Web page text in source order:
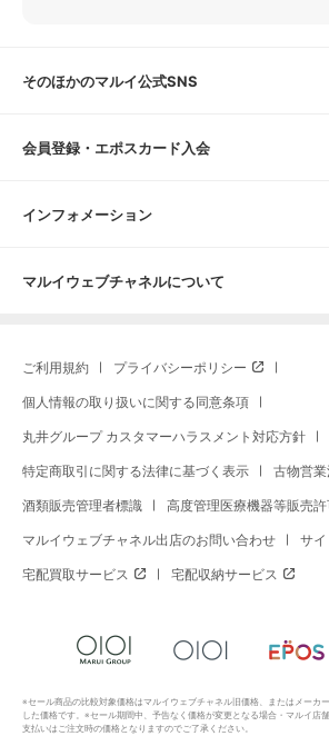
そのほかのマルイ公式SNS
会員登録・エポスカード入会
インフォメーション
マルイウェブチャネルについて
ご利用規約 プライバシーポリシー
個人情報の取り扱いに関する同意条項
丸井グループ カスタマーハラスメント対応方針
特定商取引に関する法律に基づく表示 古物営
酒類販売管理者標識 高度管理医療機器等販売
マルイウェブチャネル出店のお問い合わせ サ
宅配買取サービス 宅配収納サービス
※セール商品の比較対象価格はマルイウェブチャネル旧価格、またはメーカ
した価格です。※セール期間中、予告なく価格が変更となる場合・マルイ店
支払いはご注文時の価格となりますのでご了承ください。